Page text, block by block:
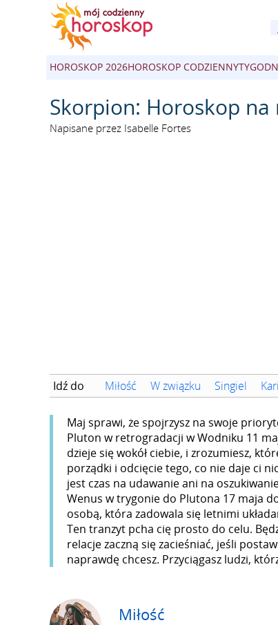
HOROSKOP 2026HOROSKOP CODZIENNY
Skorpion: Horoskop na
Napisane przez Isabelle Fortes
Idź do Miłość W związku Singiel
Maj sprawi, że spojrzysz na swoje
Pluton w retrogradacji w Wodniku 11
dzieje się wokół ciebie, i zrozumiesz,
porządki i odcięcie tego, co nie daje ci
jest czas na udawanie ani na
Wenus w trygonie do Plutona 17 maja
osobą, która zadowala się letnimi
Ten tranzyt pcha cię prosto do celu.
relacje zaczną się zacieśniać, jeśli
naprawdę chcesz. Przyciągasz ludzi,
Miłość